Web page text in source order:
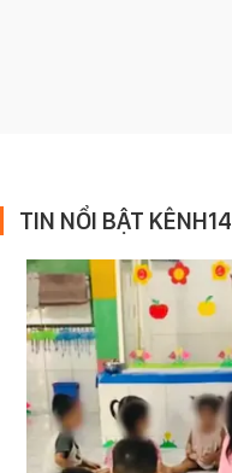
TIN NỔI BẬT KÊNH14